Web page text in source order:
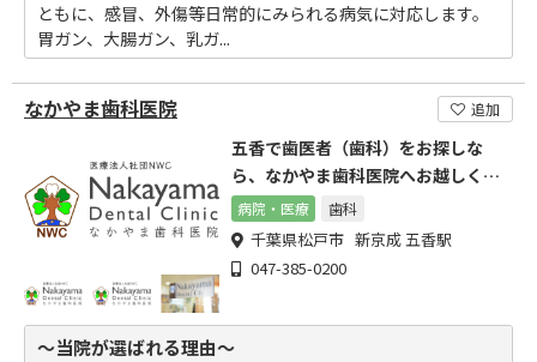
ともに、感冒、外傷等日常的にみられる病気に対応します。
胃ガン、大腸ガン、乳ガ...
なかやま歯科医院 追加
五香で歯医者（歯科）をお探しな
ら、なかやま歯科医院へお越しくだ
さい
病院・医療 歯科
千葉県松戸市 新京成 五香駅
047-385-0200
～当院が選ばれる理由～